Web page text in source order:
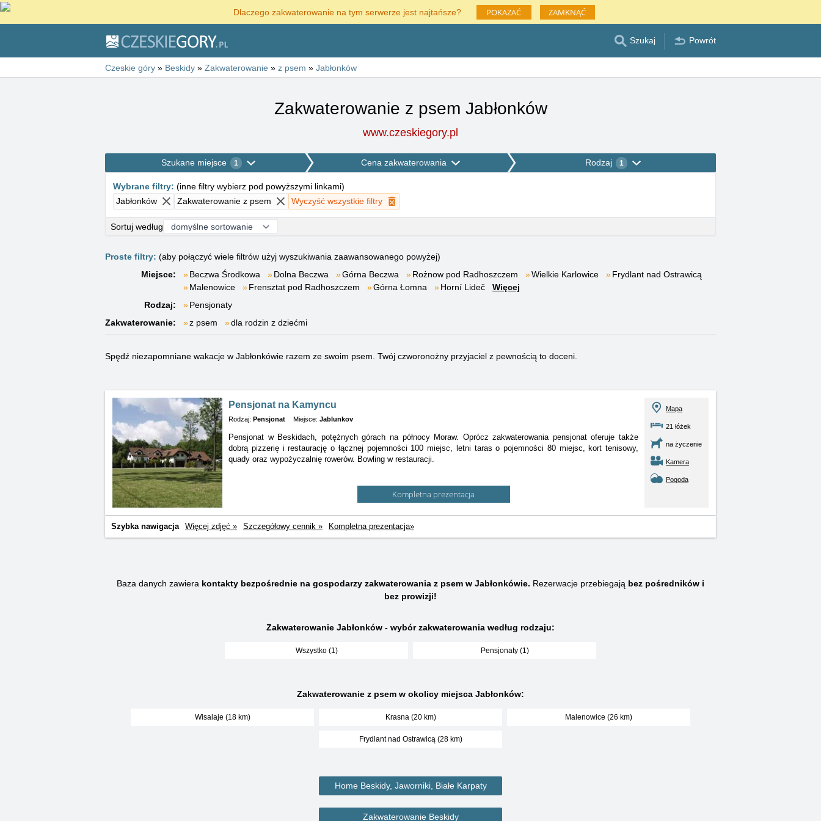
Dlaczego zakwaterowanie na tym serwerze jest najtańsze? POKAZAĆ ZAMKNĄĆ
Szukaj Powrót
Czeskie góry » Beskidy » Zakwaterowanie » z psem » Jabłonków
Zakwaterowanie z psem Jabłonków
www.czeskiegory.pl
Szukane miejsce 1 Cena zakwaterowania Rodzaj 1
Wybrane filtry: (inne filtry wybierz pod powyższymi linkami)
Jabłonków
Zakwaterowanie z psem Wyczyść wszystkie filtry
Sortuj według
Proste filtry: (aby połączyć wiele filtrów użyj wyszukiwania zaawansowanego powyżej)
Miejsce:
Beczwa Środkowa Dolna Beczwa Górna Beczwa Rożnow pod Radhoszczem Wielkie Karlowice
Frydlant nad Ostrawicą
Malenowice
Frensztat pod Radhoszczem Górna Łomna Horní Lideč
Więcej
Rodzaj:
Pensjonaty
Zakwaterowanie:
z psem dla rodzin z dziećmi
Spędź niezapomniane wakacje w Jabłonkówie razem ze swoim psem. Twój czworonożny przyjaciel z pewnością to doceni.
Pensjonat na Kamyncu
Rodzaj: Pensjonat Miejsce: Jablunkov
Pensjonat w Beskidach, potężnych górach na północy Moraw. Oprócz zakwaterowania pensjonat oferuje także
dobrą pizzerię i restaurację o łącznej pojemności 100 miejsc, letni taras o pojemności 80 miejsc, kort tenisowy,
quady oraz wypożyczalnię rowerów. Bowling w restauracji.
Kompletna prezentacja
Mapa
21 łóżek
na życzenie
Kamera
Pogoda
Szybka nawigacja Więcej zdjęć » Szczegółowy cennik » Kompletna prezentacja»
Baza danych zawiera kontakty bezpośrednie na gospodarzy zakwaterowania z psem w Jabłonkówie. Rezerwacje przebiegają bez pośredników i
bez prowizji!
Zakwaterowanie Jabłonków - wybór zakwaterowania według rodzaju:
Wszystko (1) Pensjonaty (1)
Zakwaterowanie z psem w okolicy miejsca Jabłonków:
Wisalaje (18 km) Krasna (20 km) Malenowice (26 km)
Frydlant nad Ostrawicą (28 km)
Home Beskidy, Jaworniki, Białe Karpaty
Zakwaterowanie Beskidy